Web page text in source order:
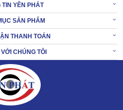
TIN YÊN PHÁT
SẢN PHẨM
THANH TOÁN
CHÚNG TÔI